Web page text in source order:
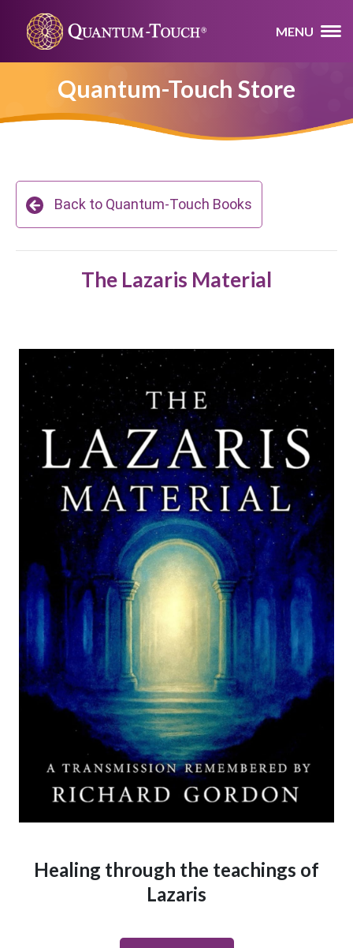
MENU
Quantum-Touch Store
Back to Quantum-Touch Books
The Lazaris Material
Healing through the teachings of
Lazaris